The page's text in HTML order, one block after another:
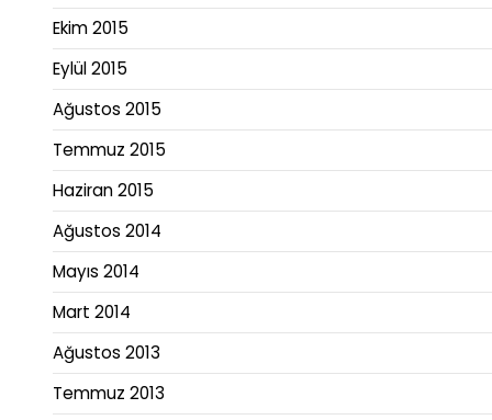
Ekim 2015
Eylül 2015
Ağustos 2015
Temmuz 2015
Haziran 2015
Ağustos 2014
Mayıs 2014
Mart 2014
Ağustos 2013
Temmuz 2013